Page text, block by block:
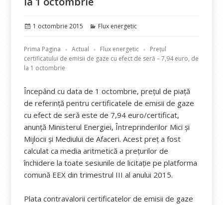
Publicat
1 octombrie 2015 Categorii
Flux energetic
Prima Pagina Actual Flux energetic
Prețul
certificatului de emisii de gaze cu efect de seră – 7,94 euro, de
la 1 octombrie
Începând cu data de 1 octombrie, prețul de piață
de referință pentru certificatele de emisii de gaze
cu efect de seră este de 7,94 euro/certificat,
anunță Ministerul Energiei, Întreprinderilor Mici și
Mijlocii și Mediului de Afaceri. Acest preț a fost
calculat ca media aritmetică a prețurilor de
închidere la toate sesiunile de licitație pe platforma
comună EEX din trimestrul III al anului 2015.
Plata contravalorii certificatelor de emisii de gaze